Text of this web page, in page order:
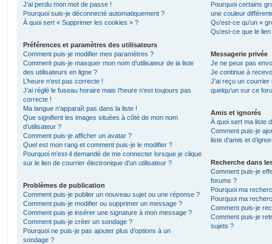
J’ai perdu mon mot de passe !
Pourquoi suis-je déconnecté automatiquement ?
À quoi sert « Supprimer les cookies » ?
Préférences et paramètres des utilisateurs
Comment puis-je modifier mes paramètres ?
Comment puis-je masquer mon nom d’utilisateur de la liste
des utilisateurs en ligne ?
L’heure n’est pas correcte !
J’ai réglé le fuseau horaire mais l’heure n’est toujours pas
correcte !
Ma langue n’apparaît pas dans la liste !
Que signifient les images situées à côté de mon nom
d’utilisateur ?
Comment puis-je afficher un avatar ?
Quel est mon rang et comment puis-je le modifier ?
Pourquoi m’est-il demandé de me connecter lorsque je clique
sur le lien de courrier électronique d’un utilisateur ?
Problèmes de publication
Comment puis-je publier un nouveau sujet ou une réponse ?
Comment puis-je modifier ou supprimer un message ?
Comment puis-je insérer une signature à mon message ?
Comment puis-je créer un sondage ?
Pourquoi ne puis-je pas ajouter plus d’options à un
sondage ?
Pourquoi certains
une couleur
Qu’est-ce qu’un «
Qu’est-ce que le lien
Messagerie privée
Je ne peux pas
Je continue à
J’ai reçu un
quelqu’un sur ce
Amis et ignorés
À quoi sert ma liste
Comment puis-je
liste d’amis et
Recherche dans
Comment puis-je
forums ?
Pourquoi ma
Pourquoi ma
Comment puis-je
Comment puis-je
sujets ?